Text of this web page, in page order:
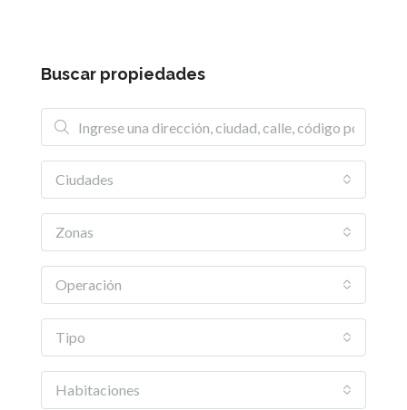
Buscar propiedades
Ciudades
Zonas
Operación
Tipo
Habitaciones